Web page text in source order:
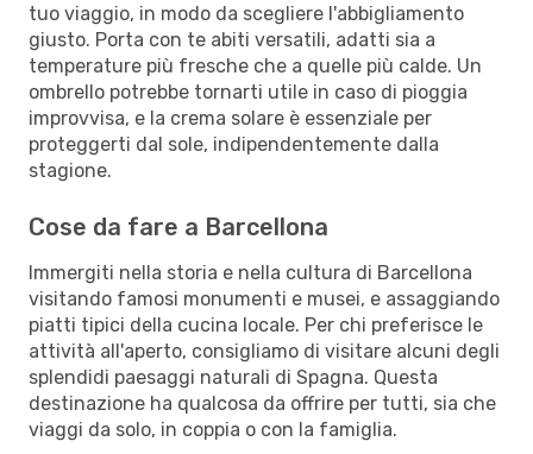
tuo viaggio, in modo da scegliere l'abbigliamento
giusto. Porta con te abiti versatili, adatti sia a
temperature più fresche che a quelle più calde. Un
ombrello potrebbe tornarti utile in caso di pioggia
improvvisa, e la crema solare è essenziale per
proteggerti dal sole, indipendentemente dalla
stagione.
Cose da fare a Barcellona
Immergiti nella storia e nella cultura di Barcellona
visitando famosi monumenti e musei, e assaggiando
piatti tipici della cucina locale. Per chi preferisce le
attività all'aperto, consigliamo di visitare alcuni degli
splendidi paesaggi naturali di Spagna. Questa
destinazione ha qualcosa da offrire per tutti, sia che
viaggi da solo, in coppia o con la famiglia.